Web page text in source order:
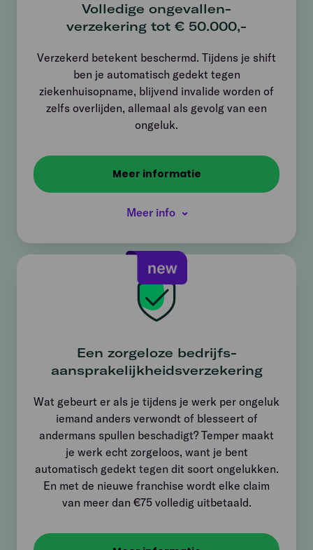
Volledige ongevallen­
verzekering tot € 50.000,-
Verzekerd betekent beschermd. Tijdens je shift
ben je automatisch gedekt tegen
ziekenhuisopname, blijvend invalide worden of
zelfs overlijden, allemaal als gevolg van een
ongeluk.
Meer informatie
Meer info
Een zorgeloze bedrijfs­
aansprakelijkheids­verzekering
Wat gebeurt er als je tijdens je werk per ongeluk
iemand anders verwondt of blesseert of
andermans spullen beschadigt? Temper maakt
je werk echt zorgeloos, want je bent
automatisch gedekt tegen dit soort ongelukken.
En met de nieuwe franchise wordt elke claim
van meer dan €75 volledig uitbetaald.